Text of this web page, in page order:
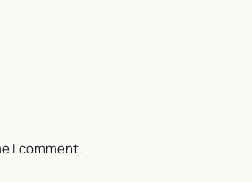
I comment.